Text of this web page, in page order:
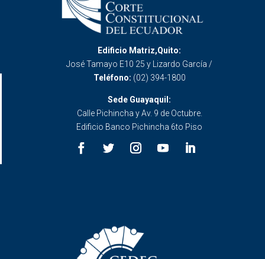
Edificio Matriz,Quito:
José Tamayo E10 25 y Lizardo García /
Teléfono: (02) 394-1800
Sede Guayaquil:
Calle Pichincha y Av. 9 de Octubre.
Edificio Banco Pichincha 6to Piso